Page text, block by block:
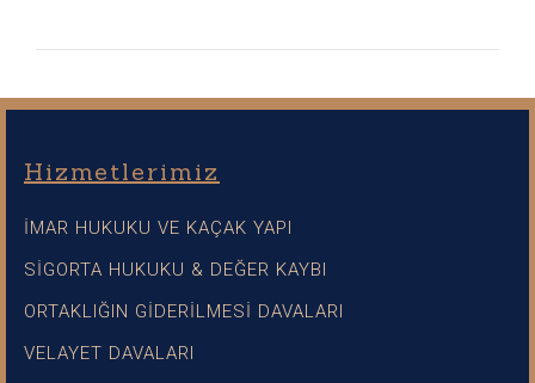
Hizmetlerimiz
İMAR HUKUKU VE KAÇAK YAPI
SİGORTA HUKUKU & DEĞER KAYBI
ORTAKLIĞIN GİDERİLMESİ DAVALARI
VELAYET DAVALARI